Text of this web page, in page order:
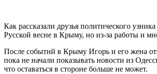
Как рассказали друзья политического
Русской весне в Крыму, но из-за работы и
После событий в Крыму Игорь и его жена
пока не начали показывать новости из
что оставаться в стороне больше не может.